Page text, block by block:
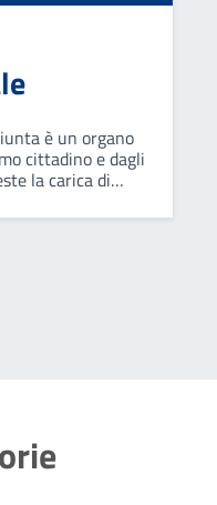
è un organo
cittadino e dagli
la carica di
attraverso